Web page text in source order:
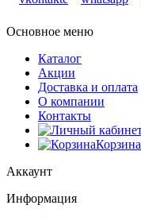
Основное меню
Каталог
Акции
Доставка и оплата
О компании
Контакты
Корзина
Аккаунт
Информация